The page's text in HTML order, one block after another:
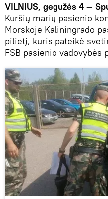
VILNIUS, gegužės 4 —
Kuršių marių pasienio
Morskoje Kaliningrado
pilietį, kuris pateikė
FSB pasienio vadovybės